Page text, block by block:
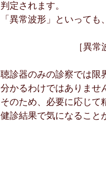
判定されます。
「異常波形」といって
［異
聴診器のみの診察では限
分かるわけではありませ
そのため、必要に応じて
健診結果で気になること